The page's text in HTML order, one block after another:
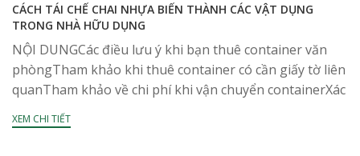
CÁCH TÁI CHẾ CHAI NHỰA BIẾN THÀNH CÁC VẬT DỤNG
TRONG NHÀ HỮU DỤNG
NỘI DUNGCác điều lưu ý khi bạn thuê container văn
phòngTham khảo khi thuê container có cần giấy tờ liên
quanTham khảo về chi phí khi vận chuyển containerXác
định thời gian thuê thật...
XEM CHI TIẾT